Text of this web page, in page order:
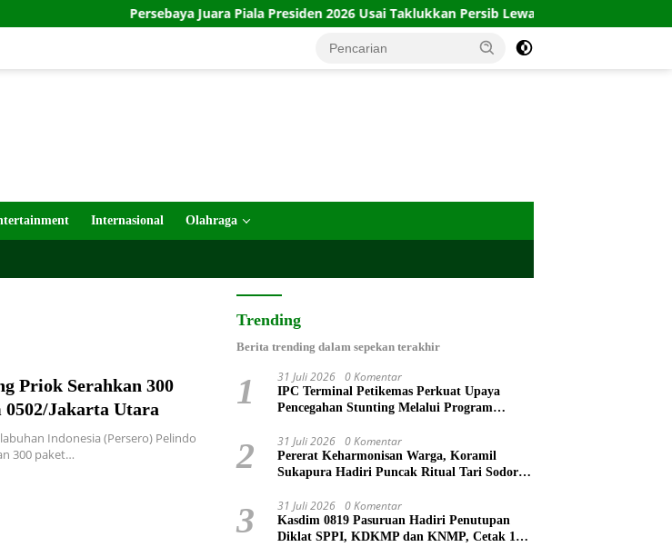
Persebaya Juara Piala Presiden 2026 Usai Taklukkan Persib Lewat Adu Penalti
Internasional Olahraga
Priok Serahkan 300
0502/Jakarta Utara
Indonesia (Persero) Pelindo
300 paket…
Trending
Berita trending dalam sepekan terakhir
1 31 Juli 2026 0 Komentar
IPC Terminal Petikemas Perkuat Upaya
Pencegahan Stunting Melalui Program
2 31 Juli 2026 0 Komentar
Pererat Keharmonisan Warga, Koramil
Sukapura Hadiri Puncak Ritual Tari Sodoran
3 31 Juli 2026 0 Komentar
Kasdim 0819 Pasuruan Hadiri Penutupan
Diklat SPPI, KDKMP dan KNMP, Cetak 172